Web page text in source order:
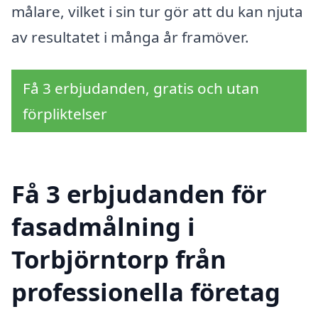
målare, vilket i sin tur gör att du kan njuta
av resultatet i många år framöver.
Få 3 erbjudanden, gratis och utan
förpliktelser
Få 3 erbjudanden för
fasadmålning i
Torbjörntorp från
professionella företag